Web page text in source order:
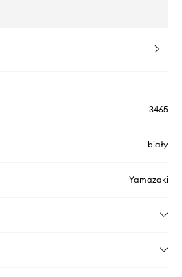
3465
biały
Yamazaki